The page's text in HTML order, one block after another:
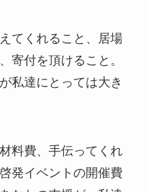
てくれること、居場
寄付を頂けること。
私達にとっては大き
料費、手伝ってくれ
発イベントの開催費